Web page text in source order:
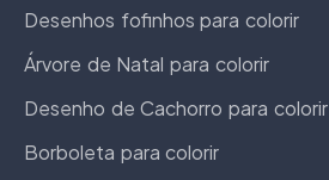
Desenhos fofinhos para colorir
Árvore de Natal para colorir
Desenho de Cachorro para colorir
Borboleta para colorir